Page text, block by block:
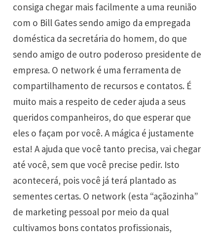
consiga chegar mais facilmente a uma reunião
com o Bill Gates sendo amigo da empregada
doméstica da secretária do homem, do que
sendo amigo de outro poderoso presidente de
empresa. O network é uma ferramenta de
compartilhamento de recursos e contatos. É
muito mais a respeito de ceder ajuda a seus
queridos companheiros, do que esperar que
eles o façam por você. A mágica é justamente
esta! A ajuda que você tanto precisa, vai chegar
até você, sem que você precise pedir. Isto
acontecerá, pois você já terá plantado as
sementes certas. O network (esta “açãozinha”
de marketing pessoal por meio da qual
cultivamos bons contatos profissionais,